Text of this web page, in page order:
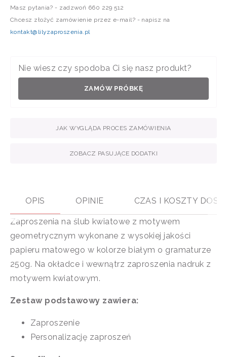
Masz pytania? - zadzwoń 660 229 512
Chcesz złożyć zamówienie przez e-mail? - napisz na
kontakt@lilyzaproszenia.pl
Nie wiesz czy spodoba Ci się nasz produkt?
ZAMÓW PRÓBKĘ
JAK WYGLĄDA PROCES ZAMÓWIENIA
ZOBACZ PASUJĄCE DODATKI
OPIS OPINIE CZAS I KOSZTY
Zaproszenia na ślub kwiatowe z motywem
geometrycznym wykonane z wysokiej jakości
papieru matowego w kolorze białym o gramaturze
250g. Na okładce i wewnątrz zaproszenia nadruk z
motywem kwiatowym.
Zestaw podstawowy zawiera:
Zaproszenie
Personalizację zaproszeń